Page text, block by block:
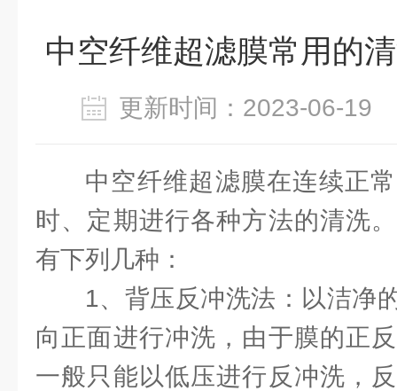
中空纤维超滤膜常用的
更新时间：2023-06-
中空纤维超滤膜在连续正
时、定期进行各种方法的清洗
有下列几种：
1、背压反冲洗法：以洁净
向正面进行冲洗，由于膜的正
一般只能以低压进行反冲洗，